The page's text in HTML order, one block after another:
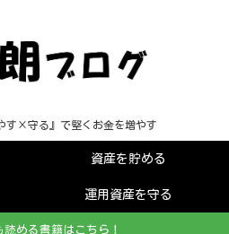
す×守る』で堅くお金を増やす
資産を貯める
運用資産を守る
読める書籍はこちら！